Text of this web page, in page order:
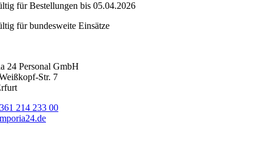
für Bestellungen bis 05.04.2026
für bundesweite Einsätze
24 Personal GmbH
Str. 7
214 233 00